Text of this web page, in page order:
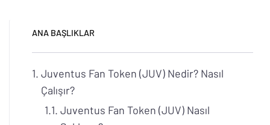
ANA BAŞLIKLAR
Juventus Fan Token (JUV) Nedir? Nasıl
Çalışır?
Juventus Fan Token (JUV) Nasıl